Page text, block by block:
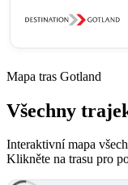
Mapa tras Gotland
Všechny
Interaktivní mapa
Klikněte na trasu pro